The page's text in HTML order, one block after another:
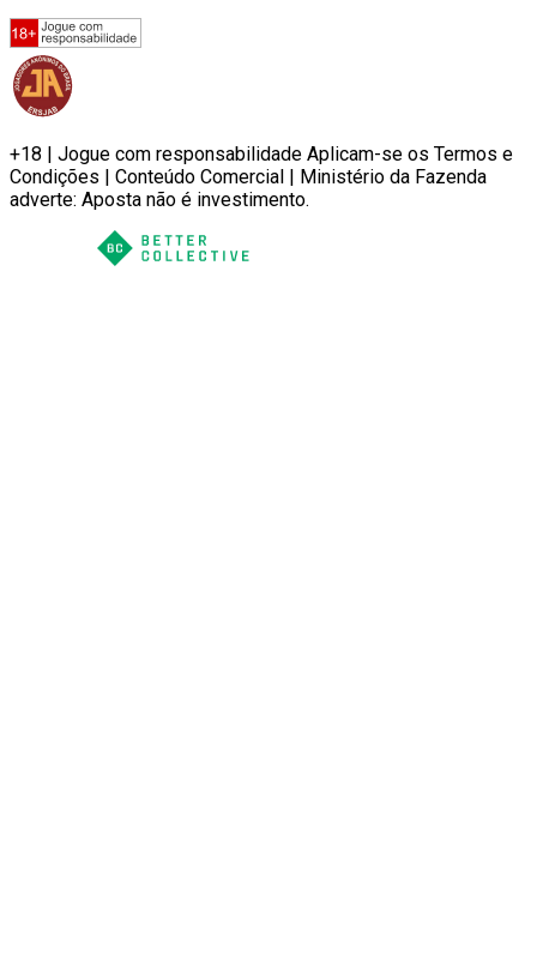
+18 | Jogue com responsabilidade Aplicam-se os Termos e
Condições | Conteúdo Comercial | Ministério da Fazenda
adverte: Aposta não é investimento.